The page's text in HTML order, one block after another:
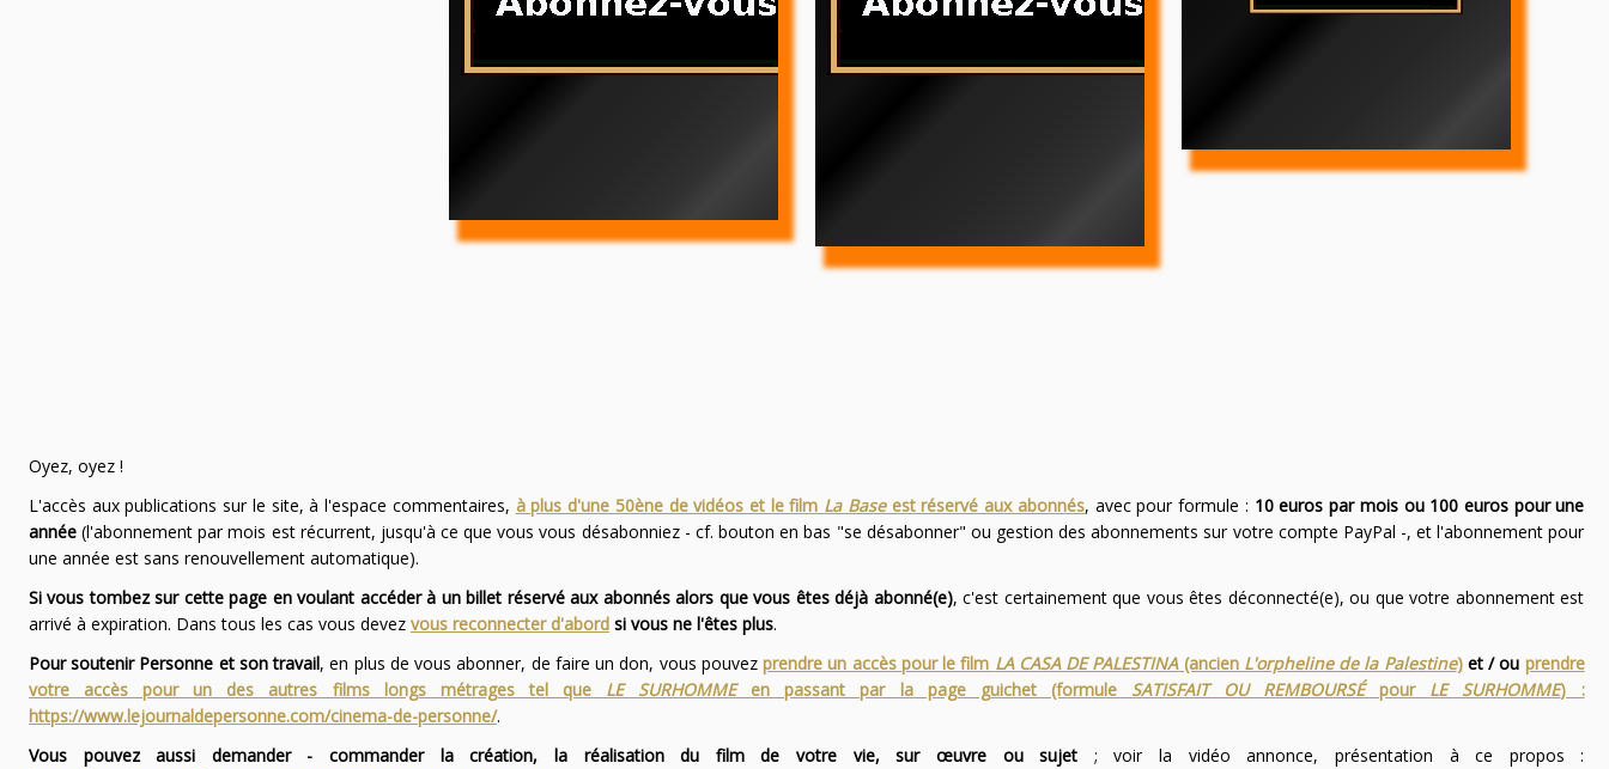
Oyez, oyez !
L'accès aux publications sur le site, à l'espace commentaires, à plus d'une 50ène de vidéos et le film La Baseest réservé aux abonnés, avec pour formule : 10 euros par mois ou 100 euros pour une
année(l'abonnement par mois est récurrent, jusqu'à ce que vous vous désabonniez - cf. bouton en bas "se désabonner" ou gestion des abonnements sur votre compte PayPal -, et l'abonnement pour
une année est sans renouvellement automatique).
Si vous tombez sur cette page en voulant accéder à un billet réservé aux abonnés alors que vous êtes déjà abonné(e), c'est certainement que vous êtes déconnecté(e), ou que votre abonnement est
arrivé à expiration. Dans tous les cas vous devez vous reconnecter d'abordsi vous ne l'êtes plus.
Pour soutenir Personne et son travail, en plus de vous abonner, de faire un don, vous pouvezprendre un accès pour le film LA CASA DE PALESTINA(ancien L'orpheline de la Palestine)et / ou prendre
votre accès pour un des autres films longs métrages tel que LE SURHOMMEen passant par la page guichet (formule SATISFAIT OU REMBOURSÉpour LE SURHOMME) :
https://www.lejournaldepersonne.com/cinema-de-personne/.
Vous pouvez aussi demander - commander la création, la réalisation du film de votre vie, sur œuvre ou sujet ; voir la vidéo annonce, présentation à ce propos :